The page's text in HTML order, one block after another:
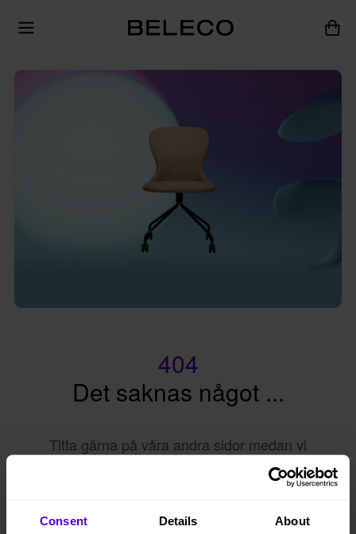
Consent Details About
404
Det saknas något ...
Titta gärna på våra andra sidor medan vi
letar efter det som saknas.
Hem